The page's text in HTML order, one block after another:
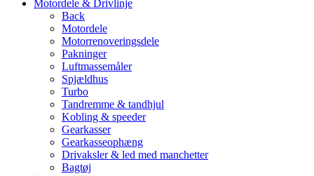
Motordele & Drivlinje
Back
Motordele
Motorrenoveringsdele
Pakninger
Luftmassemåler
Spjældhus
Turbo
Tandremme & tandhjul
Kobling & speeder
Gearkasser
Gearkasseophæng
Drivaksler & led med manchetter
Bagtøj